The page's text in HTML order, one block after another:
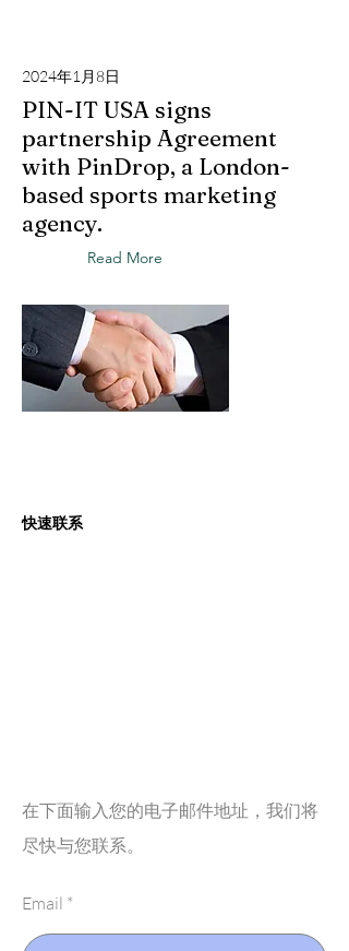
2024年1月8日
PIN-IT USA signs
partnership Agreement
with PinDrop, a London-
based sports marketing
agency.
Read More
快速联系
在下面输入您的电子邮件地址，我们将
尽快与您联系。
Email